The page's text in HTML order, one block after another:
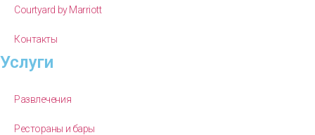
Courtyard by Marriott
Контакты
Услуги
Развлечения
Рестораны и бары